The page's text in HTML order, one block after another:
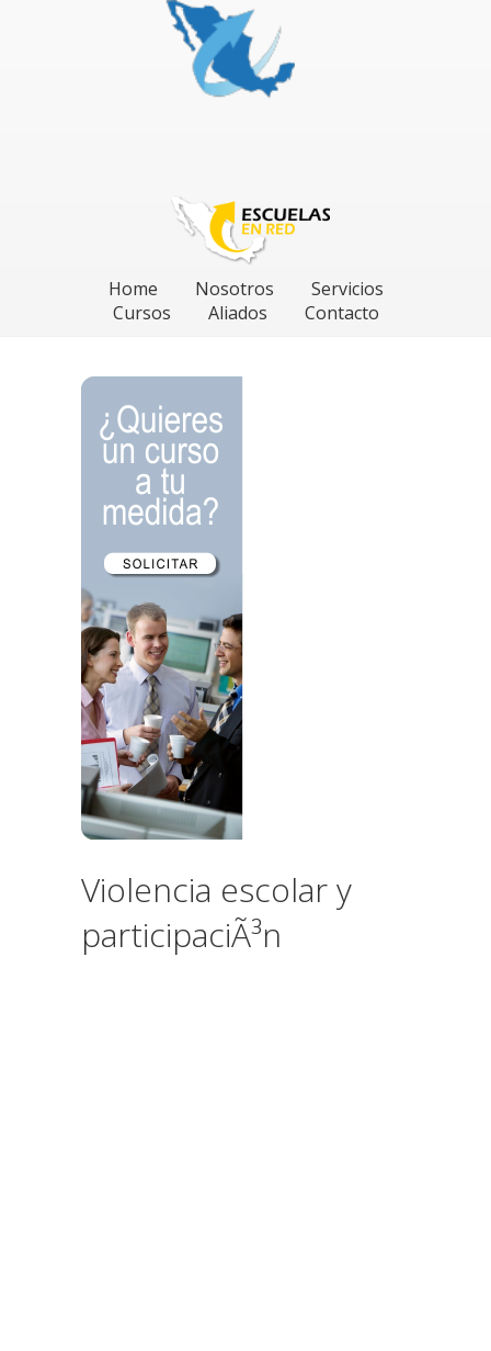
Home Nosotros
Servicios
Cursos
Aliados Contacto
Violencia escolar y
participaciÃ³n